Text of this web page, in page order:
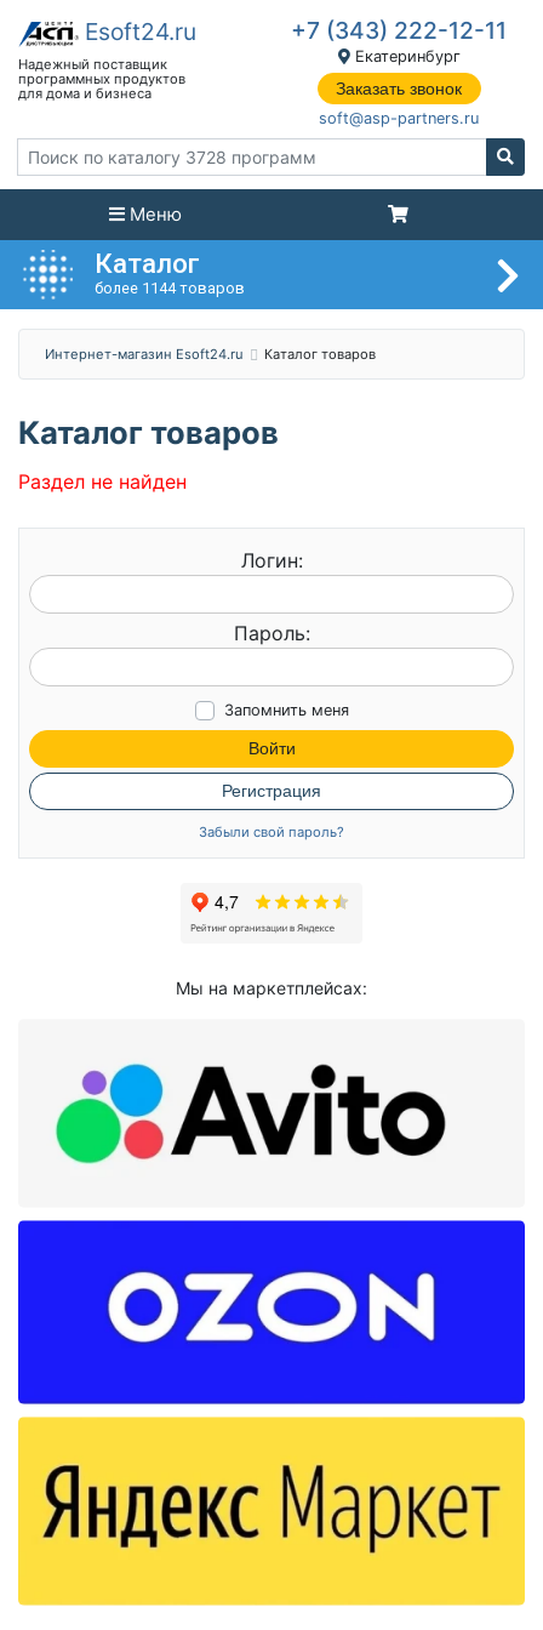
+7 (343) 222-12-11
Екатеринбург
Заказать звонок
soft@asp-partners.ru
Меню
Каталог
более 1144 товаров
Интернет-магазин Esoft24.ru Каталог товаров
Каталог товаров
Раздел не найден
Логин:
Пароль:
Запомнить меня
Войти
Регистрация
Забыли свой пароль?
Мы на маркетплейсах: